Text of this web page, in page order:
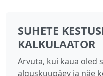
SUHETE
KALKULAATOR
Arvuta, kui kaua oled
alguskuupäev ja näe